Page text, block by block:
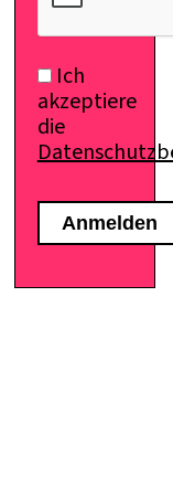
Ich
akzeptiere
die